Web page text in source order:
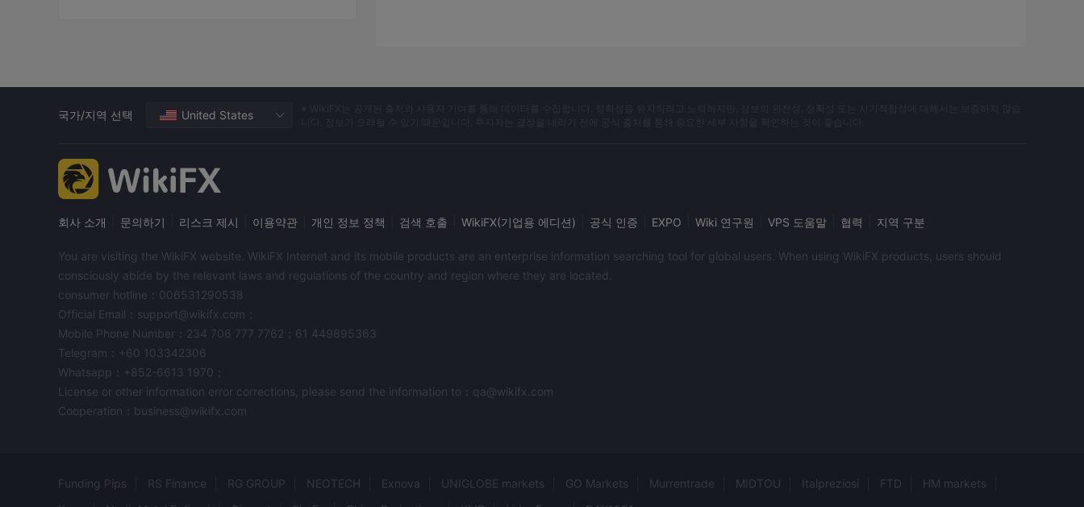
않을 수 있습니다. 투자 목표와 경험 수준을 고려하여 관련된 위험을 완전히 이해했는지 확인하십시오.
국가/지역 선택 United States
회사 소개 문의하기 리스크 제시 이용약관 개인 정보 정책 검색 호출 WikiFX(기업용 에디션) 공식 인증 EXPO Wiki 연구원 VPS 도움말 협력 지역 구분
You are visiting the WikiFX website. WikiFX Internet and its mobile products are an enterprise information searching tool for global users. When using WikiFX products, users should
consciously abide by the relevant laws and regulations of the country and region where they are located.
consumer hotline：006531290538
Official Email：support@wikifx.com；
Mobile Phone Number：234 706 777 7762；61 449895363
Telegram：+60 103342306
Whatsapp：+852-6613 1970；
License or other information error corrections, please send the information to：qa@wikifx.com
Cooperation：business@wikifx.com
Funding Pips RS Finance RG GROUP NEOTECH Exnova UNIGLOBE markets GO Markets Murrentrade MIDTOU Italpreziosi FTD
HM markets